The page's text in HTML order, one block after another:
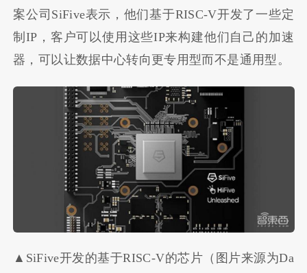
案公司SiFive表示，他们基于RISC-V开发了一些定
制IP，客户可以使用这些IP来构建他们自己的加速
器，可以让数据中心转向更专用型而不是通用型。
▲SiFive开发的基于RISC-V的芯片（图片来源为Da